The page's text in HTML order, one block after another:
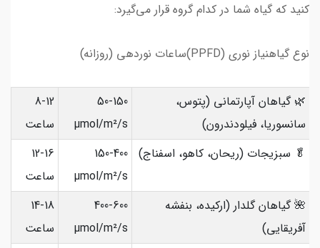
کنید که گیاه شما در کدام گروه قرار می‌گیرد:
نوع گیاهنیاز نوری (PPFD)ساعات نوردهی (روزانه)
🌿 گیاهان آپارتمانی (پتوس،
سانسوریا، فیلودندرون)
50-150
µmol/m²/s
8-12
ساعت
🥬 سبزیجات (ریحان، کاهو، اسفناج)
150-400
µmol/m²/s
12-16
ساعت
🌺 گیاهان گلدار (ارکیده، بنفشه
آفریقایی)
400-600
µmol/m²/s
14-18
ساعت